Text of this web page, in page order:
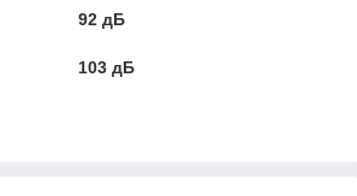
92 дБ
103 дБ